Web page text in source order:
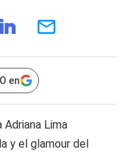
en
Lima
y el glamour del